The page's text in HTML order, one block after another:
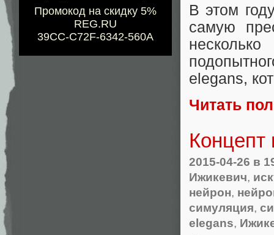
Промокод на скидку 5%
REG.RU
39CC-C72F-6342-560A
В этом
самую
elegans,
Читать
Концепт
2015-04-26 в
Ижикевич,
нейрон,
симуляция,
elegans,